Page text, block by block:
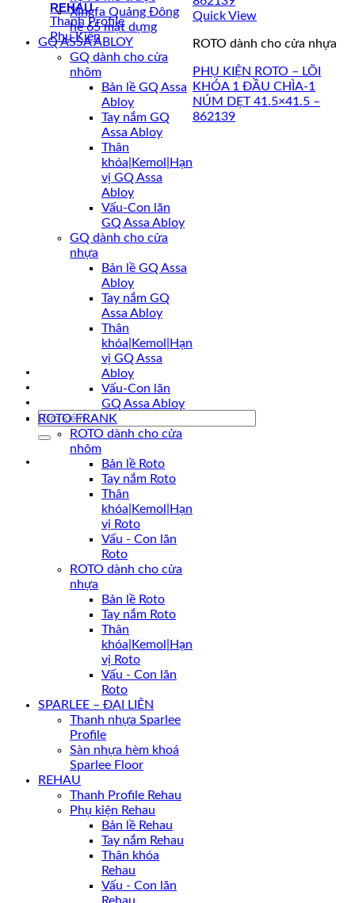
REHAU
Thanh Profile
Phụ Kiện
Khuyến mãi
Tìm
kiếm:
Xingfa Quảng Đông
hệ 65 mặt dựng
GQ ASSA ABLOY
GQ dành cho cửa
nhôm
Bản lề GQ Assa
Abloy
Tay nắm GQ
Assa Abloy
Thân
khóa|Kemol|Hạn
vị GQ Assa
Abloy
Vấu-Con lăn
GQ Assa Abloy
GQ dành cho cửa
nhựa
Bản lề GQ Assa
Abloy
Tay nắm GQ
Assa Abloy
Thân
khóa|Kemol|Hạn
vị GQ Assa
Abloy
Vấu-Con lăn
GQ Assa Abloy
ROTO FRANK
ROTO dành cho cửa
nhôm
Bản lề Roto
Tay nắm Roto
Thân
khóa|Kemol|Hạn
vị Roto
Vấu - Con lăn
Roto
ROTO dành cho cửa
nhựa
Bản lề Roto
Tay nắm Roto
Thân
khóa|Kemol|Hạn
vị Roto
Vấu - Con lăn
Roto
SPARLEE – ĐẠI LIÊN
Thanh nhựa Sparlee
Profile
Sàn nhựa hèm khoá
Sparlee Floor
REHAU
Thanh Profile Rehau
Phụ kiện Rehau
Bản lề Rehau
Tay nắm Rehau
Thân khóa
Rehau
Vấu - Con lăn
Quick View
ROTO dành cho cửa nhựa
PHỤ KIỆN ROTO – LÕI
KHÓA 1 ĐẦU CHÌA-1
NÚM DẸT 41.5×41.5 –
862139